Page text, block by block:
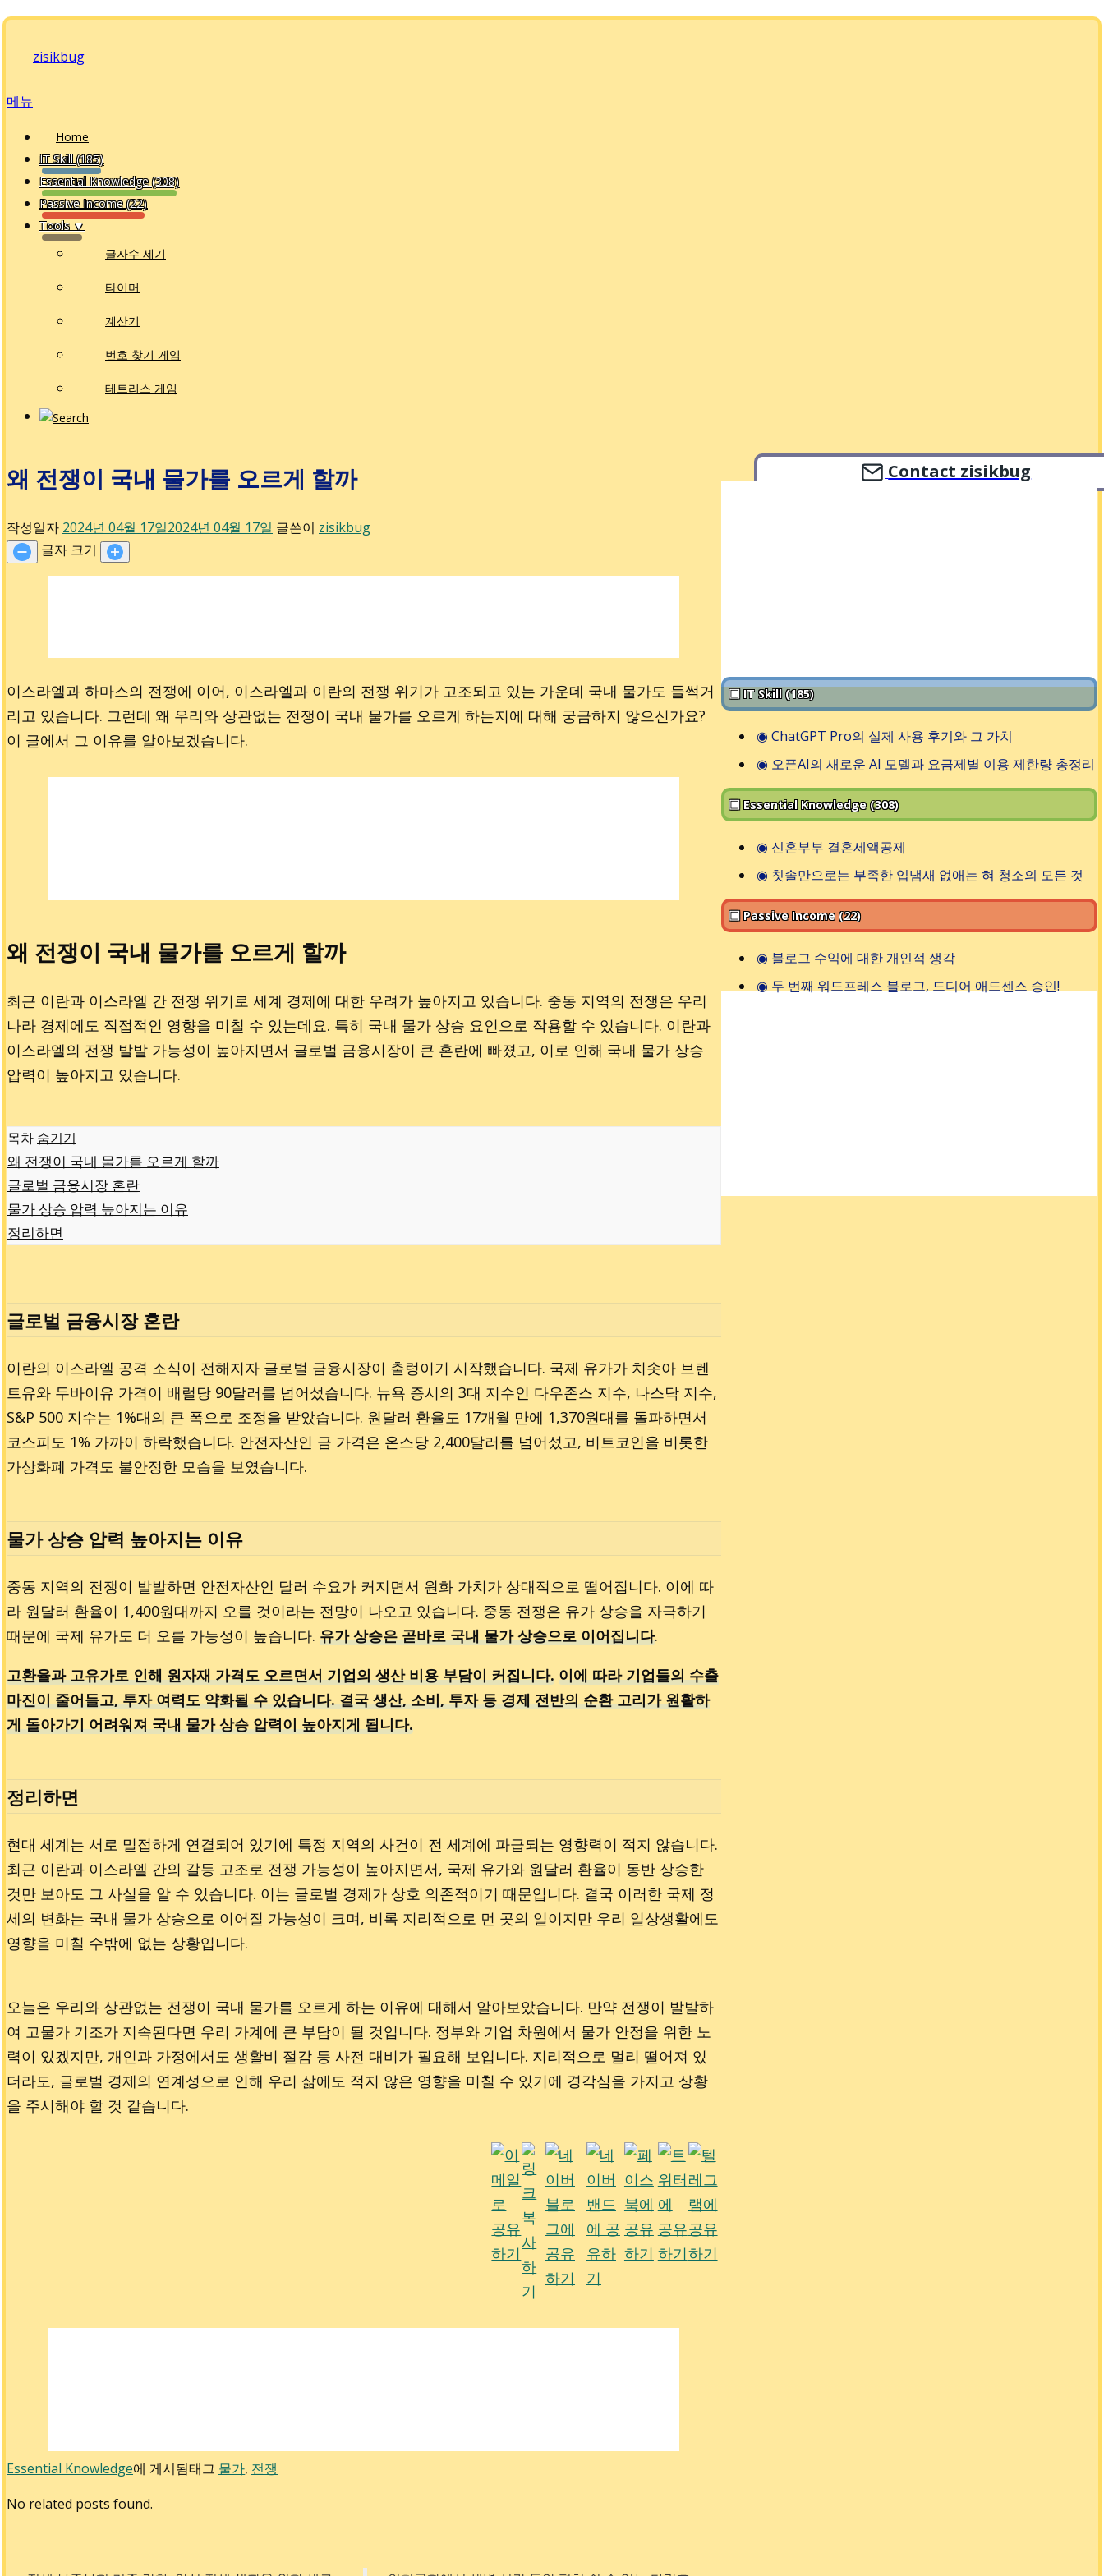
내
바
zisikbug
메뉴
Home
IT Skill (185)
Essential Knowledge (308)
Passive Income (22)
Tools ▼
글자수 세기
타이머
계산기
번호 찾기 게임
테트리스 게임
왜 전쟁이 국내 물가를 오르게 할까
작성일자 2024년 04월 17일2024년 04월 17일 글쓴이 zisikbug
글자 크기
이스라엘과 하마스의 전쟁에 이어, 이스라엘과 이란의 전쟁 위기가 고조되고 있는 가운데 국내 물가도 들썩거
리고 있습니다. 그런데 왜 우리와 상관없는 전쟁이 국내 물가를 오르게 하는지에 대해 궁금하지 않으신가요?
이 글에서 그 이유를 알아보겠습니다.
왜 전쟁이 국내 물가를 오르게 할까
최근 이란과 이스라엘 간 전쟁 위기로 세계 경제에 대한 우려가 높아지고 있습니다. 중동 지역의 전쟁은 우리
나라 경제에도 직접적인 영향을 미칠 수 있는데요. 특히 국내 물가 상승 요인으로 작용할 수 있습니다. 이란과
이스라엘의 전쟁 발발 가능성이 높아지면서 글로벌 금융시장이 큰 혼란에 빠졌고, 이로 인해 국내 물가 상승
압력이 높아지고 있습니다.
목차 숨기기
왜 전쟁이 국내 물가를 오르게 할까
글로벌 금융시장 혼란
물가 상승 압력 높아지는 이유
정리하면
글로벌 금융시장 혼란
이란의 이스라엘 공격 소식이 전해지자 글로벌 금융시장이 출렁이기 시작했습니다. 국제 유가가 치솟아 브렌
트유와 두바이유 가격이 배럴당 90달러를 넘어섰습니다. 뉴욕 증시의 3대 지수인 다우존스 지수, 나스닥 지수,
S&P 500 지수는 1%대의 큰 폭으로 조정을 받았습니다. 원달러 환율도 17개월 만에 1,370원대를 돌파하면서
코스피도 1% 가까이 하락했습니다. 안전자산인 금 가격은 온스당 2,400달러를 넘어섰고, 비트코인을 비롯한
가상화폐 가격도 불안정한 모습을 보였습니다.
물가 상승 압력 높아지는 이유
중동 지역의 전쟁이 발발하면 안전자산인 달러 수요가 커지면서 원화 가치가 상대적으로 떨어집니다. 이에 따
라 원달러 환율이 1,400원대까지 오를 것이라는 전망이 나오고 있습니다. 중동 전쟁은 유가 상승을 자극하기
때문에 국제 유가도 더 오를 가능성이 높습니다. 유가 상승은 곧바로 국내 물가 상승으로 이어집니다.
고환율과 고유가로 인해 원자재 가격도 오르면서 기업의 생산 비용 부담이 커집니다. 이에 따라 기업들의 수출
마진이 줄어들고, 투자 여력도 약화될 수 있습니다. 결국 생산, 소비, 투자 등 경제 전반의 순환 고리가 원활하
게 돌아가기 어려워져 국내 물가 상승 압력이 높아지게 됩니다.
정리하면
현대 세계는 서로 밀접하게 연결되어 있기에 특정 지역의 사건이 전 세계에 파급되는 영향력이 적지 않습니다.
최근 이란과 이스라엘 간의 갈등 고조로 전쟁 가능성이 높아지면서, 국제 유가와 원달러 환율이 동반 상승한
것만 보아도 그 사실을 알 수 있습니다. 이는 글로벌 경제가 상호 의존적이기 때문입니다. 결국 이러한 국제 정
세의 변화는 국내 물가 상승으로 이어질 가능성이 크며, 비록 지리적으로 먼 곳의 일이지만 우리 일상생활에도
영향을 미칠 수밖에 없는 상황입니다.
오늘은 우리와 상관없는 전쟁이 국내 물가를 오르게 하는 이유에 대해서 알아보았습니다. 만약 전쟁이 발발하
여 고물가 기조가 지속된다면 우리 가계에 큰 부담이 될 것입니다. 정부와 기업 차원에서 물가 안정을 위한 노
력이 있겠지만, 개인과 가정에서도 생활비 절감 등 사전 대비가 필요해 보입니다. 지리적으로 멀리 떨어져 있
더라도, 글로벌 경제의 연계성으로 인해 우리 삶에도 적지 않은 영향을 미칠 수 있기에 경각심을 가지고 상황
을 주시해야 할 것 같습니다.
Essential Knowledge에 게시됨태그 물가, 전쟁
No related posts found.
Contact zisikbug
▣ IT Skill (185)
◉ ChatGPT Pro의 실제 사용 후기와 그 가치
◉ 오픈AI의 새로운 AI 모델과 요금제별 이용 제한량 총정리
▣ Essential Knowledge (308)
◉ 신혼부부 결혼세액공제
◉ 칫솔만으로는 부족한 입냄새 없애는 혀 청소의 모든 것
▣ Passive Income (22)
◉ 블로그 수익에 대한 개인적 생각
◉ 두 번째 워드프레스 블로그, 드디어 애드센스 승인!